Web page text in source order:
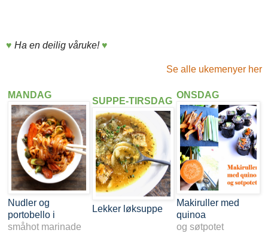
♥ Ha en deilig våruke! ♥
Se alle ukemenyer her
MANDAG
Nudler og
portobello i
småhot marinade
SUPPE-TIRSDAG
Lekker løksuppe
ONSDAG
Makiruller med
quinoa
og søtpotet